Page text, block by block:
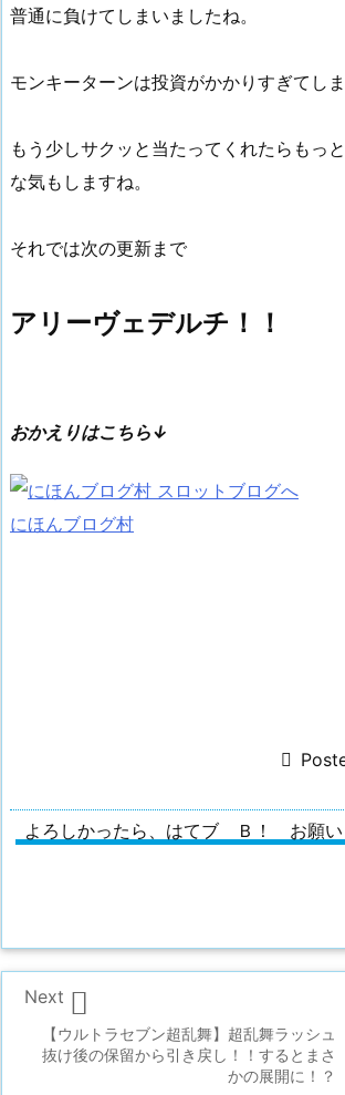
普通に負けてしまいましたね。
モンキーターンは投資がかかりすぎてしま
もう少しサクッと当たってくれたらもっ
な気もしますね。
それでは次の更新まで
アリーヴェデルチ！！
おかえりはこちら↓
にほんブログ村

よろしかったら、はてブ Ｂ！ お願
【ウルトラセブン超乱舞】超乱舞ラッシュ
抜け後の保留から引き戻し！！するとまさ
かの展開に！？

Next